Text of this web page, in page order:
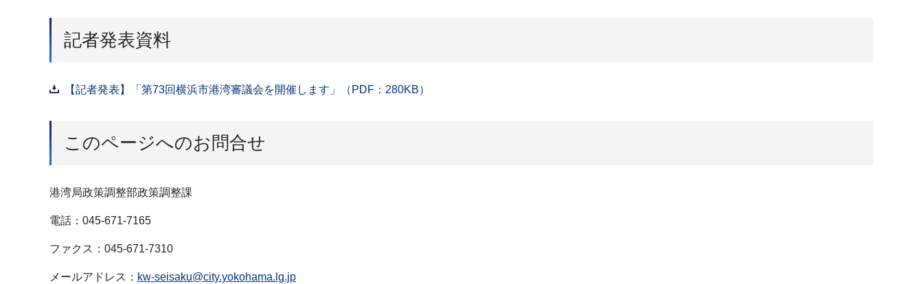
記者発表資料
【記者発表】「第73回横浜市港湾審議会を開催します」（PDF：280KB）
このページへのお問合せ
港湾局政策調整部政策調整課
電話：045-671-7165
ファクス：045-671-7310
メールアドレス： kw-seisaku@city.yokohama.lg.jp